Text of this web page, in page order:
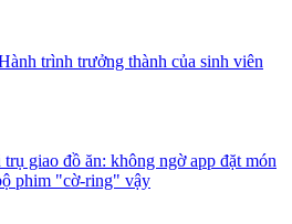
trình trưởng thành của sinh viên
giao đồ ăn: không ngờ app đặt món
phim "cờ-ring" vậy